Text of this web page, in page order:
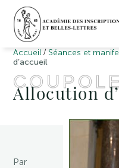
Accueil / Séances et
d’accueil
Allocution
Par